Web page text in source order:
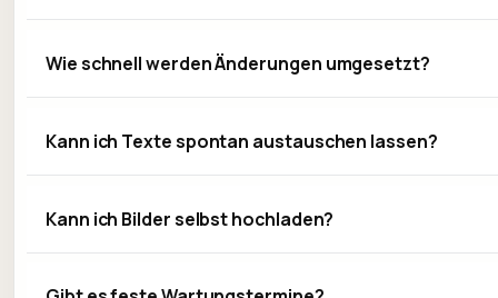
Wie schnell werden Änderungen umgesetzt?
Kann ich Texte spontan austauschen lassen?
Kann ich Bilder selbst hochladen?